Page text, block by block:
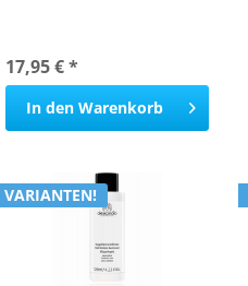
17,95 € *
In den Warenkorb
VARIANTEN!